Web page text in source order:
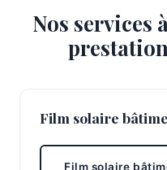
Nos services
Film solaire